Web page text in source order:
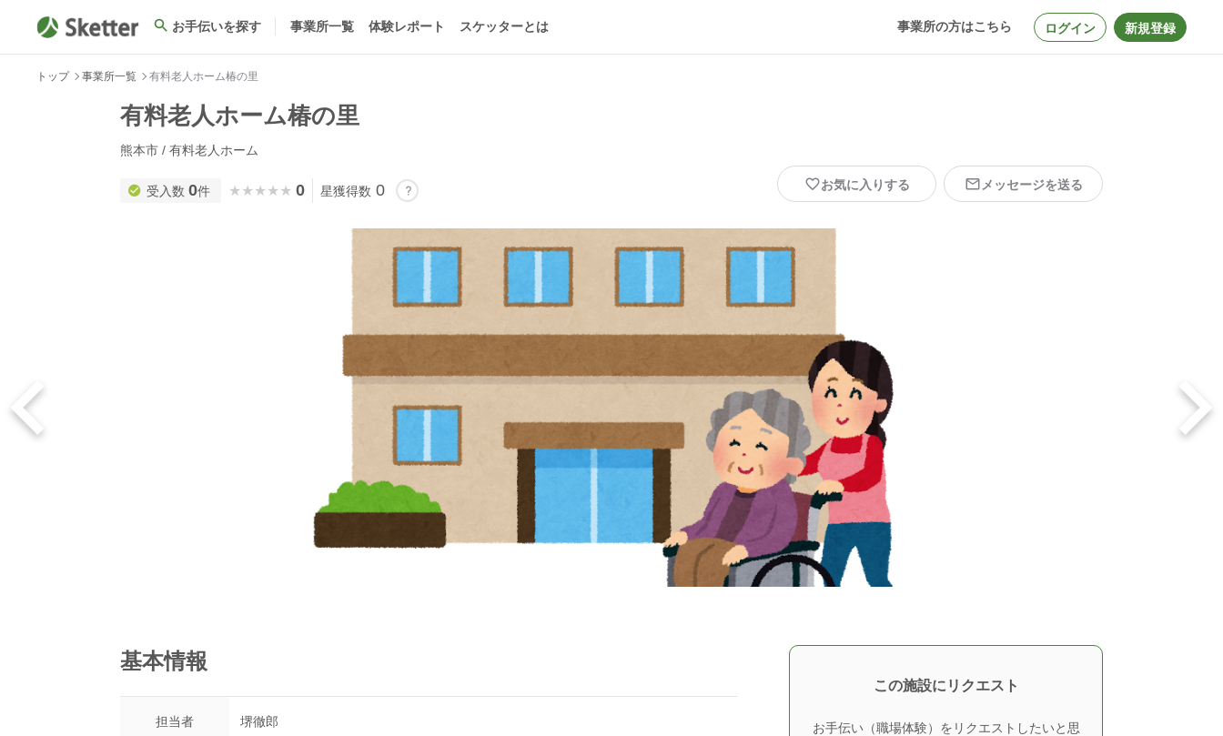
お手伝いを探す 事業所一覧 体験レポート スケッターとは 事業所の方はこちら ログイン 新規登録
トップ 事業所一覧 有料老人ホーム椿の里
有料老人ホーム椿の里
熊本市 / 有料老人ホーム
受入数 0件 ★★★★★
★★★★★ 0 星獲得数 0 お気に入りする メッセージを送る
基本情報
担当者 堺徹郎
この施設にリクエスト
お手伝い（職場体験）をリクエストしたいと思